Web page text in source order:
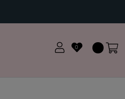
0